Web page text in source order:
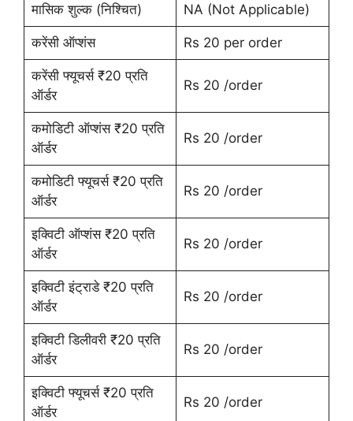
मासिक शुल्क (निश्चित) NA (Not Applicable)
करेंसी ऑप्शंस Rs 20 per order
करेंसी फ्यूचर्स ₹20 प्रति
ऑर्डर
Rs 20 /order
कमोडिटी ऑप्शंस ₹20 प्रति
ऑर्डर
Rs 20 /order
कमोडिटी फ्यूचर्स ₹20 प्रति
ऑर्डर
Rs 20 /order
इक्विटी ऑप्शंस ₹20 प्रति
ऑर्डर
Rs 20 /order
इक्विटी इंट्राडे ₹20 प्रति
ऑर्डर
Rs 20 /order
इक्विटी डिलीवरी ₹20 प्रति
ऑर्डर
Rs 20 /order
इक्विटी फ्यूचर्स ₹20 प्रति
ऑर्डर
Rs 20 /order